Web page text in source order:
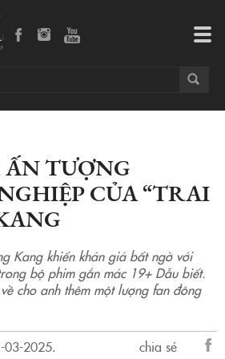
ẤN TƯỢNG
CỦA “TRAI
Kang khiến khán giả bất ngờ với
bộ phim gắn mác 19+ Dẫu biết.
cho anh thêm một lượng fan đông
03-2025.
chia sẻ